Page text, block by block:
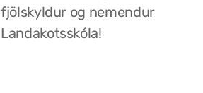
fjölskyldur og nemendur
Landakotsskóla!